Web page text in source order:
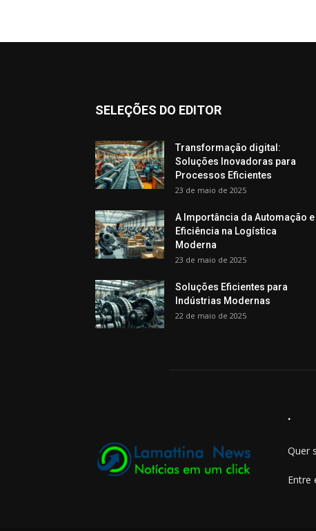
SELEÇÕES DO EDITOR
Transformação digital:
Soluções Inovadoras para
Processos Eficientes
23 de maio de 2025
A Importância da Automação e
Eficiência na Logística
Moderna
23 de maio de 2025
Soluções Eficientes para
Indústrias Modernas
22 de maio de 2025
.
Quer
Entre